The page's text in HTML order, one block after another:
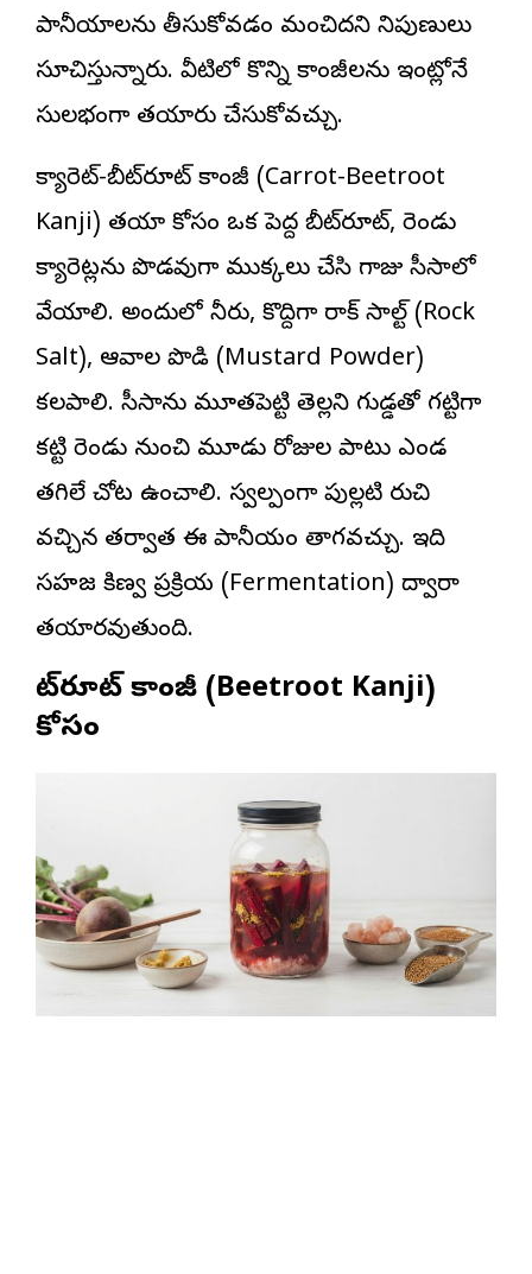
పానీయాలను తీసుకోవడం మంచిదని నిపుణులు
సూచిస్తున్నారు. వీటిలో కొన్ని కాంజీలను ఇంట్లోనే
సులభంగా తయారు చేసుకోవచ్చు.
క్యారెట్-బీట్‌రూట్ కాంజీ (Carrot-Beetroot
Kanji) తయారీ కోసం ఒక పెద్ద బీట్‌రూట్, రెండు
క్యారెట్లను పొడవుగా ముక్కలు చేసి గాజు సీసాలో
వేయాలి. అందులో నీరు, కొద్దిగా రాక్ సాల్ట్ (Rock
Salt), ఆవాల పొడి (Mustard Powder)
కలపాలి. సీసాను మూతపెట్టి తెల్లని గుడ్డతో గట్టిగా
కట్టి రెండు నుంచి మూడు రోజుల పాటు ఎండ
తగిలే చోట ఉంచాలి. స్వల్పంగా పుల్లటి రుచి
వచ్చిన తర్వాత ఈ పానీయం తాగవచ్చు. ఇది
సహజ కిణ్వ ప్రక్రియ (Fermentation) ద్వారా
తయారవుతుంది.
బీట్‌రూట్ కాంజీ (Beetroot Kanji)
కోసం